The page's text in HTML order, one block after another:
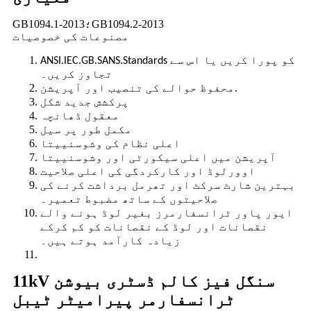
GB1094.1-2013؛GB1094.2-2013
مصنوعات کی خصوصیات
ANSI.IEC.GB.SANS.Standards کو پورا کریں یا اس سے
تجاوز کریں۔
محفوظ حوالے کی تنصیب اور آپریشن.
پرکشش جدید شکل
معقول ڈھانچہ
مکمل طور پر سیل
اعلی نظام کی وشوسنییتا
آپریشن میں اعلی سیکورٹی اور وشوسنییتا
اوورلوڈ اور کارکردگی کی اعلی صلاحیت
بہترین شارٹ سرکٹ اور تھرمل برداشت کرنے کی
صلاحیتوں کے ساتھ مضبوط تعمیر۔
ایور پاور ٹرانسفارمرز بغیر لوڈ ہونے والے
نقصانات اور لوڈ کے نقصانات کو کم کرکے
زیادہ کارآمد ہوتے ہیں۔
11kV سنگل فیز کالم ڈسٹری بیوشن
ٹرانسفارمر پیرامیٹر ٹیبل